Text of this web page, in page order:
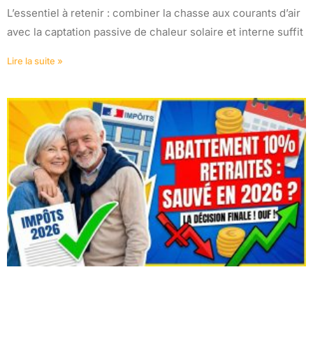
L’essentiel à retenir : combiner la chasse aux courants d’air
avec la captation passive de chaleur solaire et interne suffit
Lire la suite »